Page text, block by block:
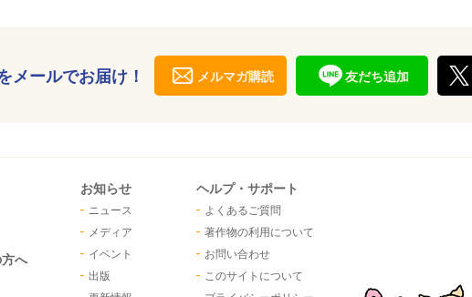
メールでお届け！ メルマガ購読 友だち追加
へ
お知らせ
ニュース
メディア
イベント
出版
ヘルプ・サポート
よくあるご質問
著作物の利用について
お問い合わせ
このサイトについて